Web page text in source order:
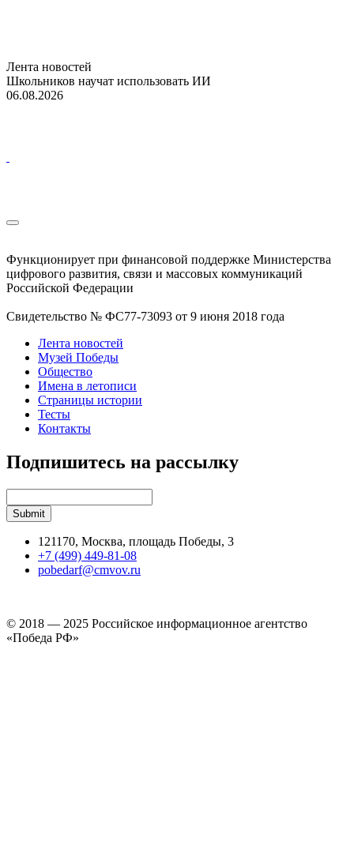
Лента новостей
Школьников научат использовать ИИ
06.08.2026
Функционирует при финансовой поддержке Министерства
цифрового развития, связи и массовых коммуникаций
Российской Федерации
Свидетельство № ФС77-73093 от 9 июня 2018 года
Лента новостей
Музей Победы
Общество
Имена в летописи
Страницы истории
Тесты
Контакты
Подпишитесь на рассылку
121170, Москва, площадь Победы, 3
+7 (499) 449-81-08
pobedarf@cmvov.ru
© 2018 — 2025 Российское информационное агентство
«Победа РФ»